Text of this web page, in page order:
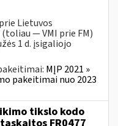
Lietuvos
— VMI prie FM)
1 d. įsigaliojo
MĮP 2021 »
pakeitimai nuo 2023
tikslo kodo
FR0477